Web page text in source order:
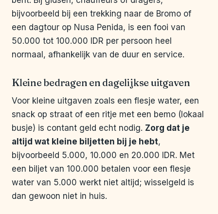
bijvoorbeeld bij een trekking naar de Bromo of
een dagtour op Nusa Penida, is een fooi van
50.000 tot 100.000 IDR per persoon heel
normaal, afhankelijk van de duur en service.
Kleine bedragen en dagelijkse uitgaven
Voor kleine uitgaven zoals een flesje water, een
snack op straat of een ritje met een bemo (lokaal
busje) is contant geld echt nodig. Zorg dat je
altijd wat kleine biljetten bij je hebt,
bijvoorbeeld 5.000, 10.000 en 20.000 IDR. Met
een biljet van 100.000 betalen voor een flesje
water van 5.000 werkt niet altijd; wisselgeld is
dan gewoon niet in huis.